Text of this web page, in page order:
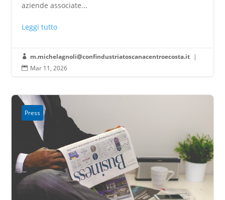
aziende associate...
Leggi tutto
 m.michelagnoli@confindustriatoscanacentroecosta.it |
 Mar 11, 2026
Press